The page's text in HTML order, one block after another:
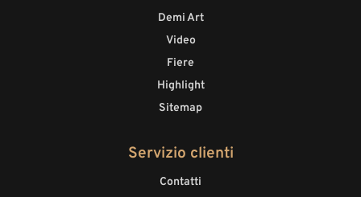
Demi Art
Video
Fiere
Highlight
Sitemap
Servizio clienti
Contatti